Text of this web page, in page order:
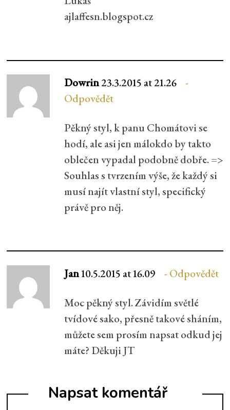
ajlaffesn.blogspot.cz
Dowrin23.3.2015 at 21.26
Odpovědět
Pěkný styl, k panu Chomátovi se
hodí, ale asi jen málokdo by takto
oblečen vypadal podobně dobře. =>
Souhlas s tvrzením výše, že každý si
musí najít vlastní styl, specifický
právě pro něj.
Jan10.5.2015 at 16.09 Odpovědět
Moc pěkný styl. Závidím světlé
tvídové sako, přesně takové sháním,
můžete sem prosím napsat odkud jej
máte? Děkuji JT
Napsat komentář